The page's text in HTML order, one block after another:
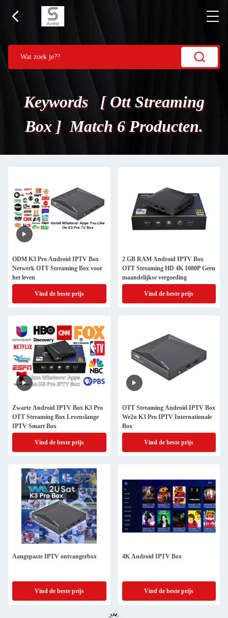
Keywords [ Ott Streaming
Box ] Match 6 Producten.
ODM K3 Pro Android IPTV Box
Netwerk OTT Streaming Box voor
het leven
Vind de beste prijs
2 GB RAM Android IPTV Box
OTT Streaming HD 4K 1080P Geen
maandelijkse vergoeding
Vind de beste prijs
Zwarte Android IPTV Box K3 Pro
OTT Streaming Box Levenslange
IPTV Smart Box
Vind de beste prijs
OTT Streaming Android IPTV Box
We2u K3 Pro IPTV Internationale
Box
Vind de beste prijs
Aangepaste IPTV ontvangerbox
Vind de beste prijs
4K Android IPTV Box
Vind de beste prijs